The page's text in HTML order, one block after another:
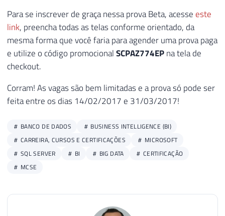
Para se inscrever de graça nessa prova Beta, acesse este
link, preencha todas as telas conforme orientado, da
mesma forma que você faria para agender uma prova paga
e utilize o código promocionalSCPAZ774EPna tela de
checkout.
Corram! As vagas são bem limitadas e a prova só pode ser
feita entre os dias 14/02/2017 e 31/03/2017!
BANCO DE DADOS
BUSINESS INTELLIGENCE (BI)
CARREIRA, CURSOS E CERTIFICAÇÕES
MICROSOFT
SQL SERVER
BI BIG DATA
CERTIFICAÇÃO
MCSE